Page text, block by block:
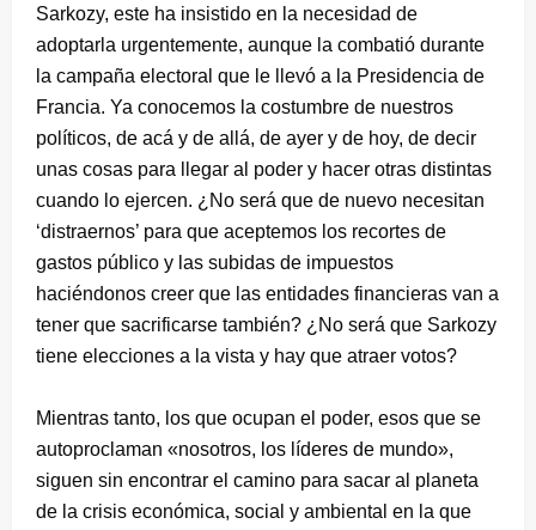
Sarkozy, este ha insistido en la necesidad de
adoptarla urgentemente, aunque la combatió durante
la campaña electoral que le llevó a la Presidencia de
Francia. Ya conocemos la costumbre de nuestros
políticos, de acá y de allá, de ayer y de hoy, de decir
unas cosas para llegar al poder y hacer otras distintas
cuando lo ejercen. ¿No será que de nuevo necesitan
‘distraernos’ para que aceptemos los recortes de
gastos público y las subidas de impuestos
haciéndonos creer que las entidades financieras van a
tener que sacrificarse también? ¿No será que Sarkozy
tiene elecciones a la vista y hay que atraer votos?
Mientras tanto, los que ocupan el poder, esos que se
autoproclaman «nosotros, los líderes de mundo»,
siguen sin encontrar el camino para sacar al planeta
de la crisis económica, social y ambiental en la que